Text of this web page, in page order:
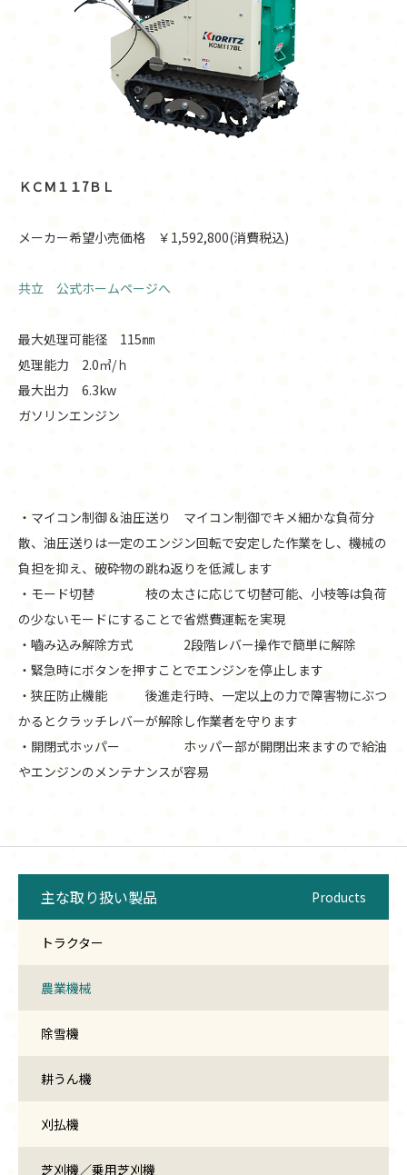
ＫＣＭ１１7ＢＬ
メーカー希望小売価格 ￥1,592,800(消費税込)
共立 公式ホームページへ
最大処理可能径 115㎜
処理能力 2.0㎥/ｈ
最大出力 6.3kw
ガソリンエンジン
・マイコン制御＆油圧送り マイコン制御でキメ細かな負荷分
散、油圧送りは一定のエンジン回転で安定した作業をし、機械の
負担を抑え、破砕物の跳ね返りを低減します
・モード切替 枝の太さに応じて切替可能、小枝等は負荷
の少ないモードにすることで省燃費運転を実現
・嚙み込み解除方式 2段階レバー操作で簡単に解除
・緊急時にボタンを押すことでエンジンを停止します
・狭圧防止機能 後進走行時、一定以上の力で障害物にぶつ
かるとクラッチレバーが解除し作業者を守ります
・開閉式ホッパー ホッパー部が開閉出来ますので給油
やエンジンのメンテナンスが容易
主な取り扱い製品 Products
トラクター
農業機械
除雪機
耕うん機
刈払機
芝刈機／乗用芝刈機